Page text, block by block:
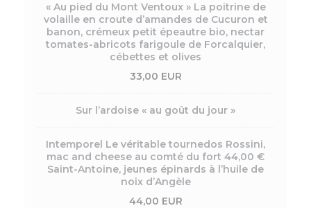
« Au pied du Mont Ventoux » La poitrine de
volaille en croute d’amandes de Cucuron et
banon, crémeux petit épeautre bio, nectar
tomates-abricots farigoule de Forcalquier,
cébettes et olives
33,00 EUR
Sur l’ardoise « au goût du jour »
Intemporel Le véritable tournedos Rossini,
mac and cheese au comté du fort 44,00 €
Saint-Antoine, jeunes épinards à l’huile de
noix d’Angèle
44,00 EUR